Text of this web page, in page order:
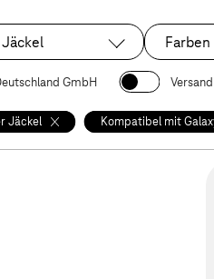
Farben
GmbH
Jäckel Kompatibel mit